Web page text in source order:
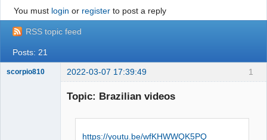
Login
Site officiel
Wiki
BugTracker
You must login or registerto post a reply
RSS topic feed
Posts: 21
1
scorpio810 2022-03-07 17:39:49
Topic: Brazilian videos
https://youtu.be/wfKHWWQK5PQ